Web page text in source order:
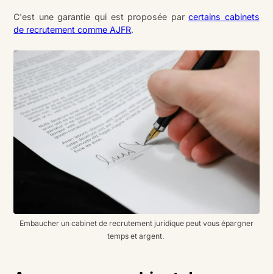
C'est une garantie qui est proposée parcertains cabinets
de recrutement comme AJFR.
Embaucher un cabinet de recrutement juridique peut vous épargner
temps et argent.